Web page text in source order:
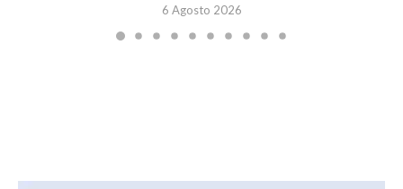
6 Agosto 2026